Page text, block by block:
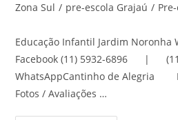
Zona Sul / pre-escola Grajaú /
Educação Infantil Jardim Noronha
Facebook (11) 5932-6896 |
WhatsAppCantinho de Alegria
Fotos / Avaliações …